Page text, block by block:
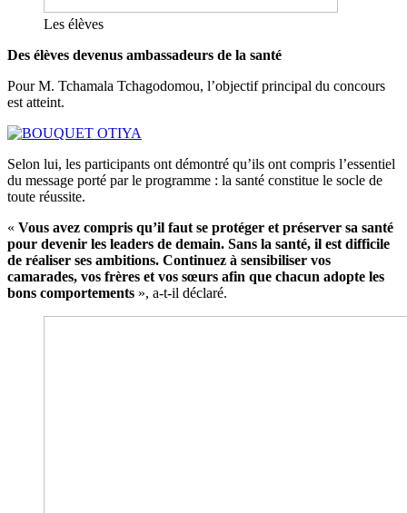
Les élèves
Des élèves devenus ambassadeurs de la santé
Pour M. Tchamala Tchagodomou, l’objectif principal du concours
est atteint.
Selon lui, les participants ont démontré qu’ils ont compris l’essentiel
du message porté par le programme : la santé constitue le socle de
toute réussite.
« Vous avez compris qu’il faut se protéger et préserver sa santé
pour devenir les leaders de demain. Sans la santé, il est difficile
de réaliser ses ambitions. Continuez à sensibiliser vos
camarades, vos frères et vos sœurs afin que chacun adopte les
bons comportements », a-t-il déclaré.